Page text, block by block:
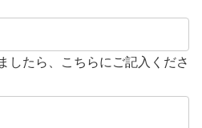
したら、こちらにご記入くださ